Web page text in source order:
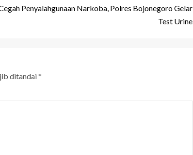
Penyalahgunaan Narkoba, Polres Bojonegoro Gelar
Test Urine
ditandai*